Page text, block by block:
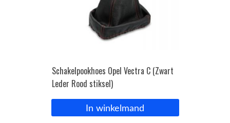
Schakelpookhoes Opel Vectra C (Zwart
Leder Rood stiksel)
In winkelmand